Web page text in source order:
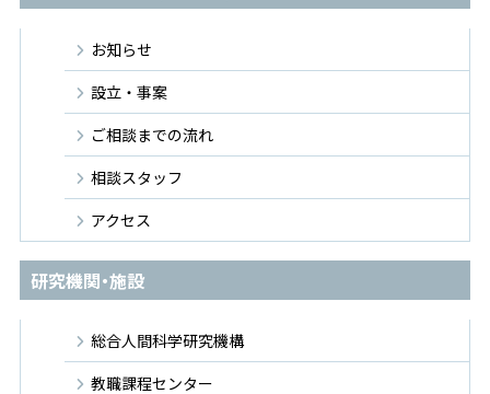
お知らせ
設立・事案
ご相談までの流れ
相談スタッフ
アクセス
研究機関・施設
総合人間科学研究機構
教職課程センター